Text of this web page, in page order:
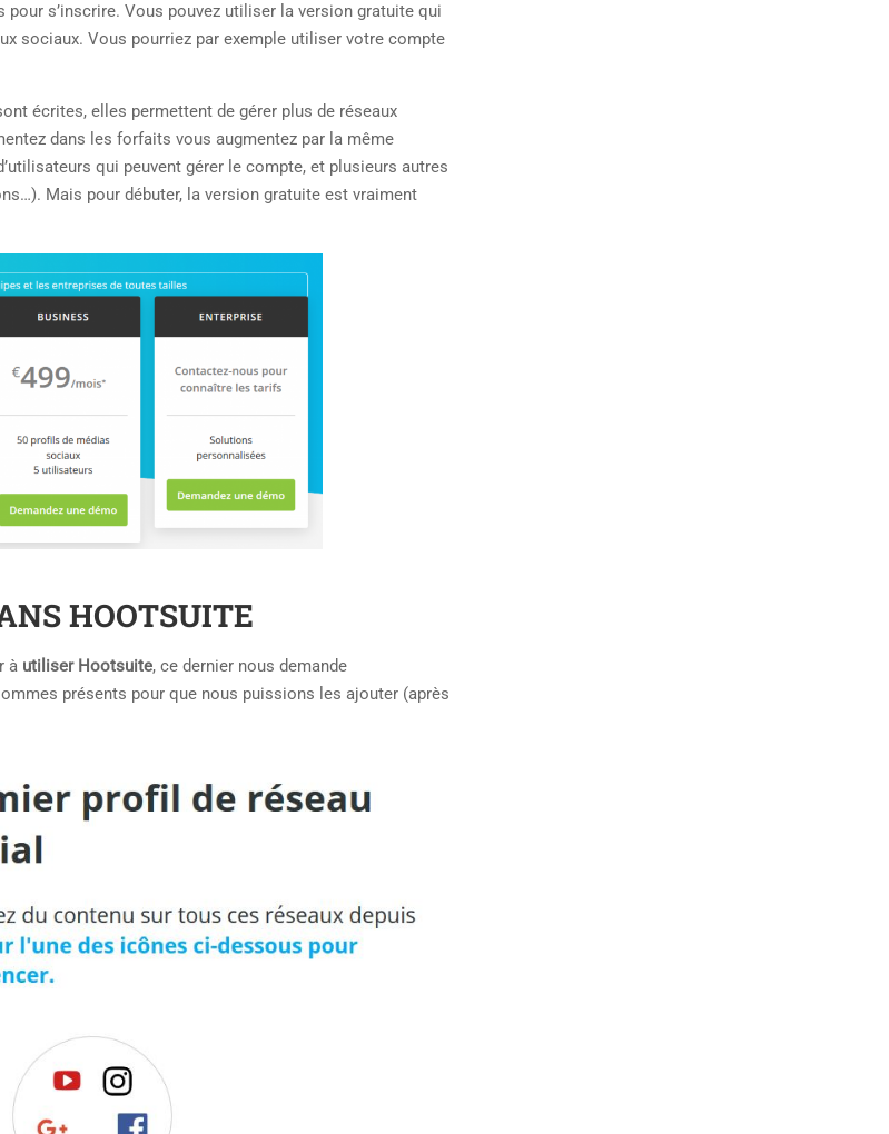
s’inscrire. Vous pouvez utiliser la version gratuite qui
sociaux. Vous pourriez par exemple utiliser votre compte
écrites, elles permettent de gérer plus de réseaux
dans les forfaits vous augmentez par la même
qui peuvent gérer le compte, et plusieurs autres
Mais pour débuter, la version gratuite est vraiment
HOOTSUITE
à utiliser Hootsuite, ce dernier nous demande
présents pour que nous puissions les ajouter (après